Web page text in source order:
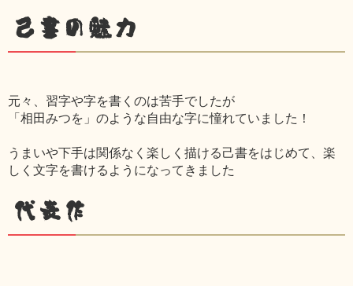
己書の魅力
元々、習字や字を書くのは苦手でしたが
「相田みつを」のような自由な字に憧れていました！
うまいや下手は関係なく楽しく描ける己書をはじめて、楽
しく文字を書けるようになってきました
代表作